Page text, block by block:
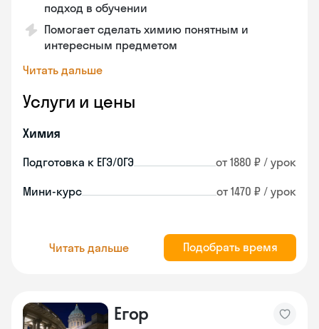
подход в обучении
Помогает сделать химию понятным и
интересным предметом
Читать дальше
Услуги и цены
Химия
Подготовка к ЕГЭ/ОГЭ от 1880 ₽ / урок
Мини-курс от 1470 ₽ / урок
Читать дальше Подобрать время
Егор